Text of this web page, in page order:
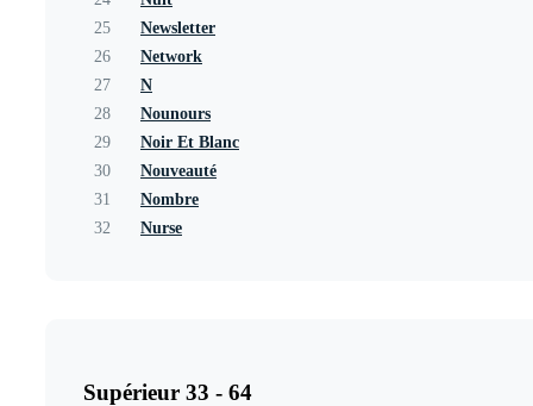
25
Newsletter
26
Network
27
N
28
Nounours
29
Noir Et Blanc
30
Nouveauté
31
Nombre
32
Nurse
Supérieur 33 - 64